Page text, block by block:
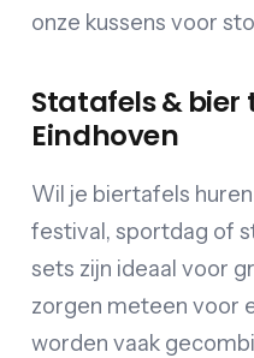
onze kussens voor
Statafels & bier
Eindhoven
Wil je biertafels
festival, sportdag of
sets zijn ideaal voor
zorgen meteen voor
worden vaak